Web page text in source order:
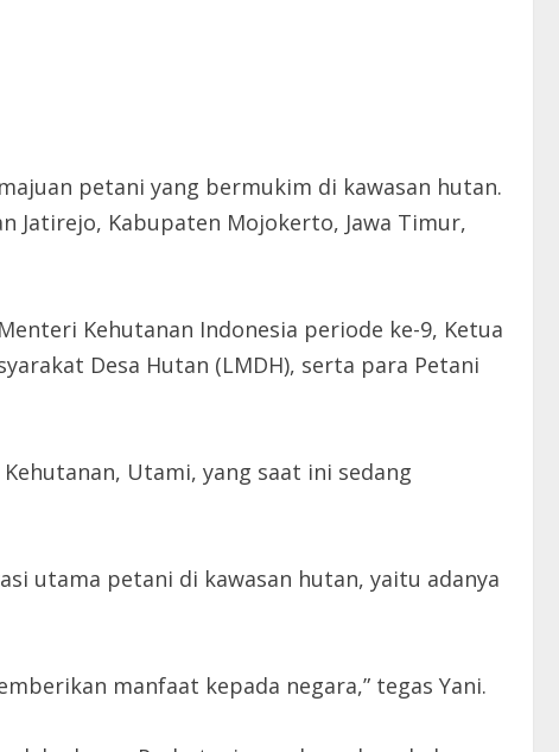
petani yang bermukim di kawasan hutan.
Jatirejo, Kabupaten Mojokerto, Jawa Timur,
Kehutanan Indonesia periode ke-9, Ketua
Desa Hutan (LMDH), serta para Petani
Utami, yang saat ini sedang
utama petani di kawasan hutan, yaitu adanya
manfaat kepada negara,” tegas Yani.